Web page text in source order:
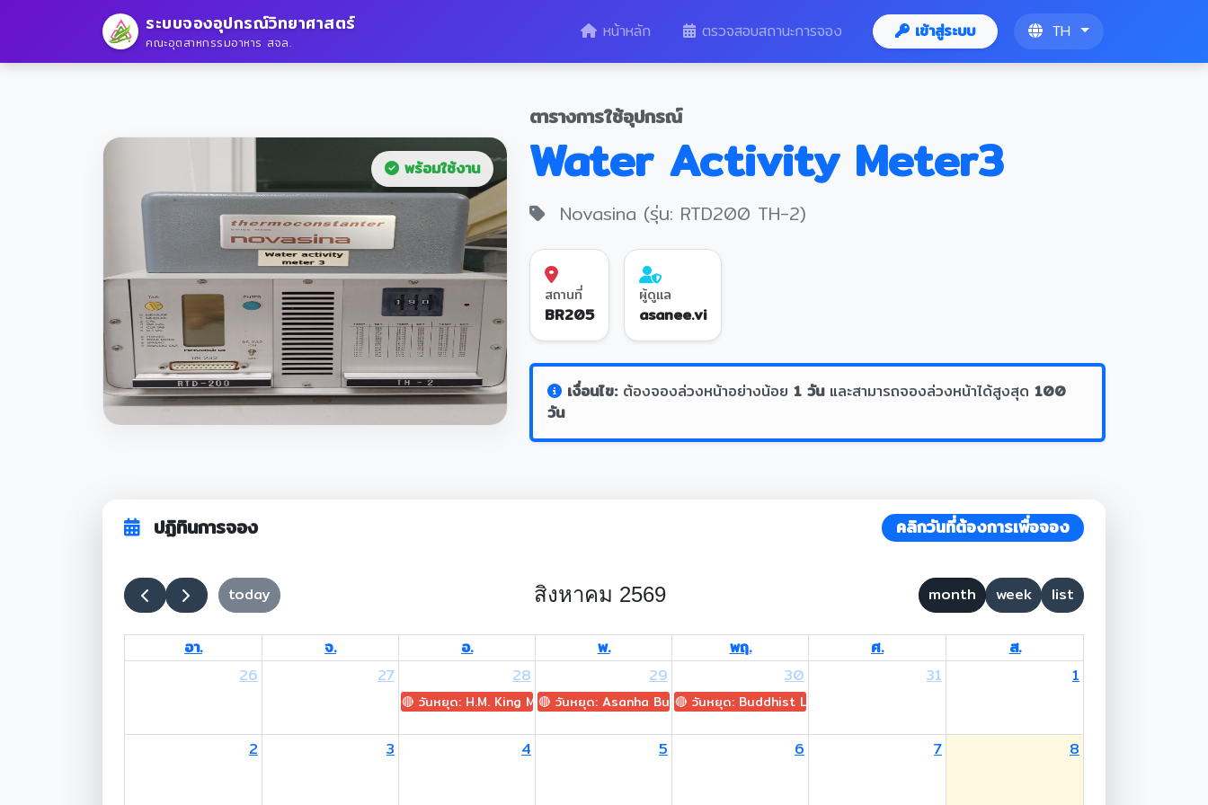
ระบบจองอุปกรณ์วิทยาศาสตร์
คณะอุตสาหกรรมอาหาร สจล.
หน้าหลัก ตรวจสอบสถานะการจอง เข้าสู่ระบบ TH
พร้อมใช้งาน
ตารางการใช้อุปกรณ์
Water Activity Meter3
Novasina (รุ่น: RTD200 TH-2)
สถานที่
BR205
ผู้ดูแล
asanee.vi
เงื่อนไข:ต้องจองล่วงหน้าอย่างน้อย 1 วันและสามารถจองล่วงหน้าได้สูงสุด 100
วัน
ปฏิทินการจอง คลิกวันที่ต้องการเพื่อจอง
today สิงหาคม 2569 month week list
อา. จ. อ. พ. พฤ. ศ.
ส.
26
27 28
🔴 วันหยุด: H.M. King Maha Vajiralongkorn's Birthday
29
🔴 วันหยุด: Asanha Bucha Day
30
🔴 วันหยุด: Buddhist Lent Day
31 1
2 3 4 5 6 7 8